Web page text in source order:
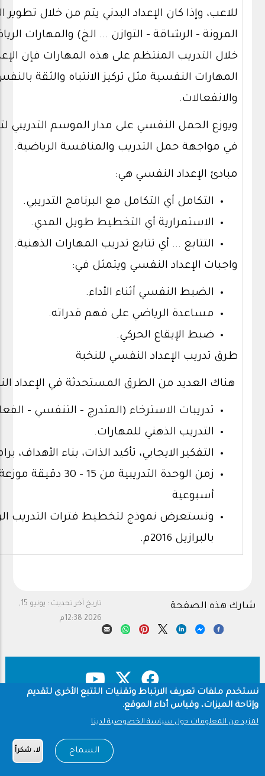
للاعب، وإذا كان الإعداد البدني يتم من خلال تطوير
المرونة – الرشاقة – التوازن ... الخ) والمهارات
خلال التدريب المنتظم على هذه المهارات فإن
المهارات النفسية مثل تركيز الانتباه والثقة
والانفعالات.
ويوزع الحمل النفسي على مدار الموسم التدريبي
في مواجهة حمل التدريب والمنافسة الرياضية.
مبادئ الإعداد النفسي هي:
التكامل أي التكامل مع البرنامج التدريبي.
الاستمرارية أي التخطيط طويل المدي.
التتابع ... أي تتابع تدريب المهارات الذهنية.
واجبات الإعداد النفسي ويتمثل في:
الضبط النفسي أثناء الأداء.
مساعدة الرياضي على فهم قدراته.
ضبط الإيقاع الحركي.
طرق تدريب الإعداد النفسي للنخبة
هناك العديد من الطرق المستحدثة في الإعداد
تدريبات الاسترخاء (المتدرج – التنفسي –
التدريب الذهني للمهارات.
التفكير الايجابي، تأكيد الذات، بناء الأهداف،
أسبوعية
ونستعرض نموذج لتخطيط فترات التدريب
بالبرازيل 2016م.
تاريخ آخر تحديث :
يونيو 15,
2026 12:38م
شارك هذه الصفحة
Footer
نستخدم ملفات تعريف الارتباط وتقنيات التتبع الأخرى لتقديم
وإتاحة الميزات، وقياس أداء الموقع.
لمزيد من المعلومات حول سياسة الخصوصية لدينا
السماح لا، شكراً